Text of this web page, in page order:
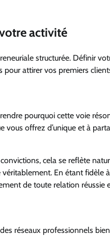
activité
structurée. Définir
pour attirer vos premiers
pourquoi cette voie
offrez d’unique et à
cela se reflète
En étant fidèle
de toute relation réussie
réseaux professionnels